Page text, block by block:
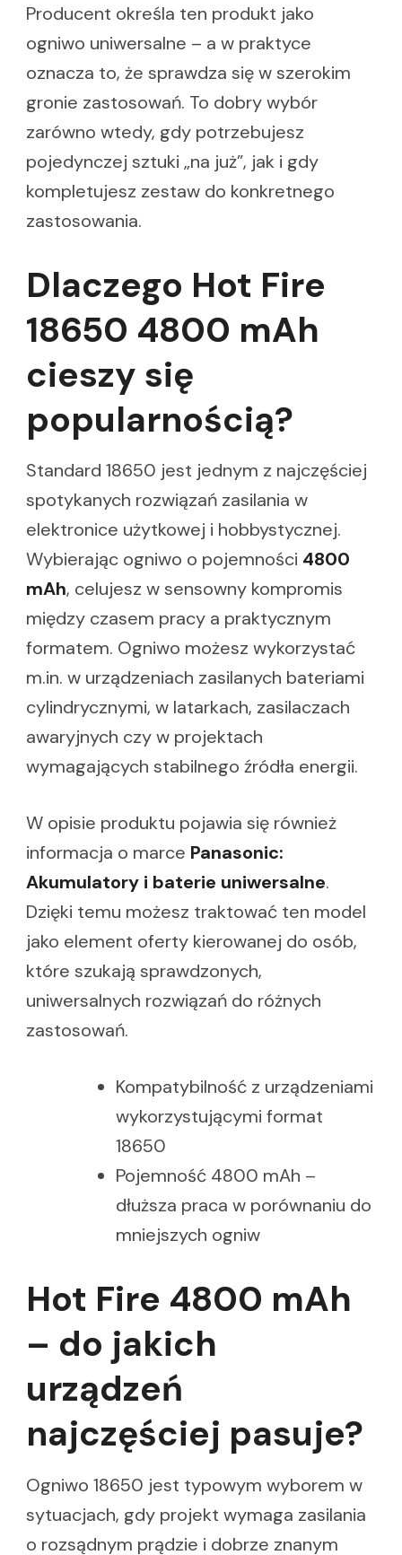
Producent określa ten produkt jako
ogniwo uniwersalne – a w praktyce
oznacza to, że sprawdza się w szerokim
gronie zastosowań. To dobry wybór
zarówno wtedy, gdy potrzebujesz
pojedynczej sztuki „na już”, jak i gdy
kompletujesz zestaw do konkretnego
zastosowania.
Dlaczego Hot Fire
18650 4800 mAh
cieszy się
popularnością?
Standard 18650 jest jednym z najczęściej
spotykanych rozwiązań zasilania w
elektronice użytkowej i hobbystycznej.
Wybierając ogniwo o pojemności 4800
mAh, celujesz w sensowny kompromis
między czasem pracy a praktycznym
formatem. Ogniwo możesz wykorzystać
m.in. w urządzeniach zasilanych bateriami
cylindrycznymi, w latarkach, zasilaczach
awaryjnych czy w projektach
wymagających stabilnego źródła energii.
W opisie produktu pojawia się również
informacja o marce Panasonic:
Akumulatory i baterie uniwersalne.
Dzięki temu możesz traktować ten model
jako element oferty kierowanej do osób,
które szukają sprawdzonych,
uniwersalnych rozwiązań do różnych
zastosowań.
Kompatybilność z urządzeniami
wykorzystującymi format
18650
Pojemność 4800 mAh –
dłuższa praca w porównaniu do
mniejszych ogniw
Hot Fire 4800 mAh
– do jakich
urządzeń
najczęściej pasuje?
Ogniwo 18650 jest typowym wyborem w
sytuacjach, gdy projekt wymaga zasilania
o rozsądnym prądzie i dobrze znanym